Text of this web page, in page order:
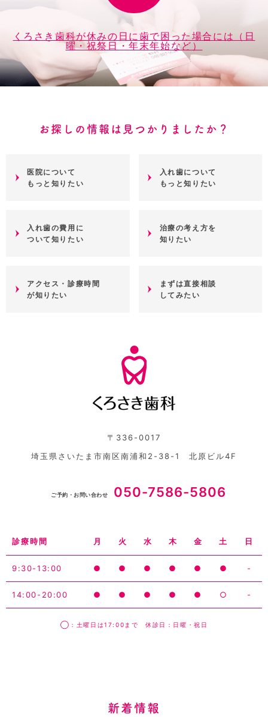
くろさき歯科が休みの日に歯で困った場合には（日
曜・祝祭日・年末年始など）
お探しの情報は見つかりましたか？
医院について
もっと知りたい
入れ歯について
もっと知りたい
入れ歯の費用に
ついて知りたい
治療の考え方を
知りたい
アクセス・診療時間
が知りたい
まずは直接相談
してみたい
〒336-0017
埼玉県さいたま市南区南浦和2-38-1 北原ビル4F
ご予約・お問い合わせ 050-7586-5806
診療時間 月 火 水 木 金 土 日
9:30-13:00 ● ● ● ● ● ● -
14:00-20:00 ● ● ● ● ● ○ -
◯：土曜日は17:00まで 休診日：日曜・祝日
新着情報